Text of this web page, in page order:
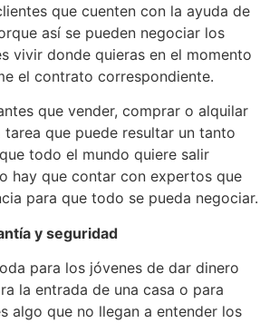
que cuenten con la ayuda de
así se pueden negociar los
vivir donde quieras en el momento
el contrato correspondiente.
que vender, comprar o alquilar
tarea que puede resultar un tanto
todo el mundo quiere salir
hay que contar con expertos que
para que todo se pueda negociar.
y seguridad
para los jóvenes de dar dinero
la entrada de una casa o para
algo que no llegan a entender los